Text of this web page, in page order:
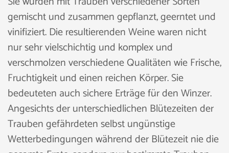
gemischt und zusammen gepflanzt, geerntet und
vinifiziert. Die resultierenden Weine waren nicht
nur sehr vielschichtig und komplex und
verschmolzen verschiedene Qualitäten wie Frische,
Fruchtigkeit und einen reichen Körper. Sie
bedeuteten auch sichere Erträge für den Winzer.
Angesichts der unterschiedlichen Blütezeiten der
Trauben gefährdeten selbst ungünstige
Wetterbedingungen während der Blütezeit nie die